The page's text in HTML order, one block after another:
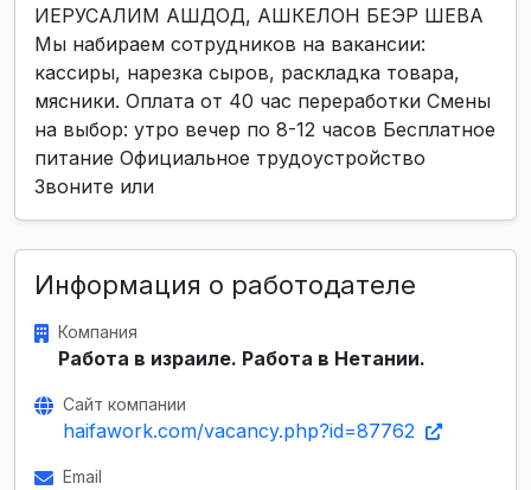
ИЕРУСАЛИМ АШДОД, АШКЕЛОН БЕЭР ШЕВА
Мы набираем сотрудников на вакансии:
кассиры, нарезка сыров, раскладка товара,
мясники. Оплата от 40 час переработки Смены
на выбор: утро вечер по 8-12 часов Бесплатное
питание Официальное трудоустройство
Звоните или
Информация о работодателе
Компания
Работа в израиле. Работа в Нетании.
Сайт компании
haifawork.com/vacancy.php?id=87762
Email